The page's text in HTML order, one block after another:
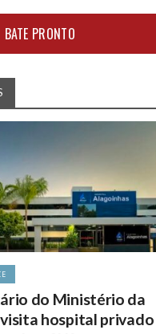
BATE PRONTO
do Ministério da
hospital privado